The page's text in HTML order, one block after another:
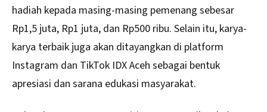
hadiah kepada masing-masing pemenang sebesar
Rp1,5 juta, Rp1 juta, dan Rp500 ribu. Selain itu, karya-
karya terbaik juga akan ditayangkan di platform
Instagram dan TikTok IDX Aceh sebagai bentuk
apresiasi dan sarana edukasi masyarakat.